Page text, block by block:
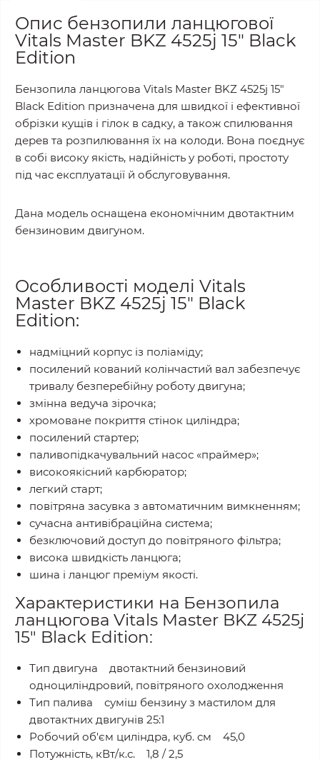
Опис бензопили ланцюгової
Vitals Master BKZ 4525j 15" Black
Edition
Бензопила ланцюгова Vitals Master BKZ 4525j 15"
Black Edition призначена для швидкої і ефективної
обрізки кущів і гілок в садку, а також спилювання
дерев та розпилювання їх на колоди. Вона поєднує
в собі високу якість, надійність у роботі, простоту
під час експлуатації й обслуговування.
Дана модель оснащена економічним двотактним
бензиновим двигуном.
Особливості моделі Vitals
Master BKZ 4525j 15" Black
Edition:
надміцний корпус із поліаміду;
посилений кований колінчастий вал забезпечує
тривалу безперебійну роботу двигуна;
змінна ведуча зірочка;
хромоване покриття стінок циліндра;
посилений стартер;
паливопідкачувальний насос «праймер»;
високоякісний карбюратор;
легкий старт;
повітряна засувка з автоматичним вимкненням;
сучасна антивібраційна система;
безключовий доступ до повітряного фільтра;
висока швидкість ланцюга;
шина і ланцюг преміум якості.
Характеристики на Бензопила
ланцюгова Vitals Master BKZ 4525j
15" Black Edition:
Тип двигуна двотактний бензиновий
одноциліндровий, повітряного охолодження
Тип палива суміш бензину з мастилом для
двотактних двигунів 25:1
Робочий об'єм циліндра, куб. см 45,0
Потужність, кВт/к.с. 1,8 / 2,5